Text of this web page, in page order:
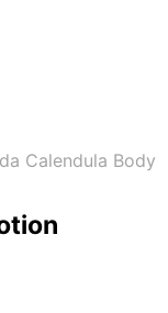
Calendula Body